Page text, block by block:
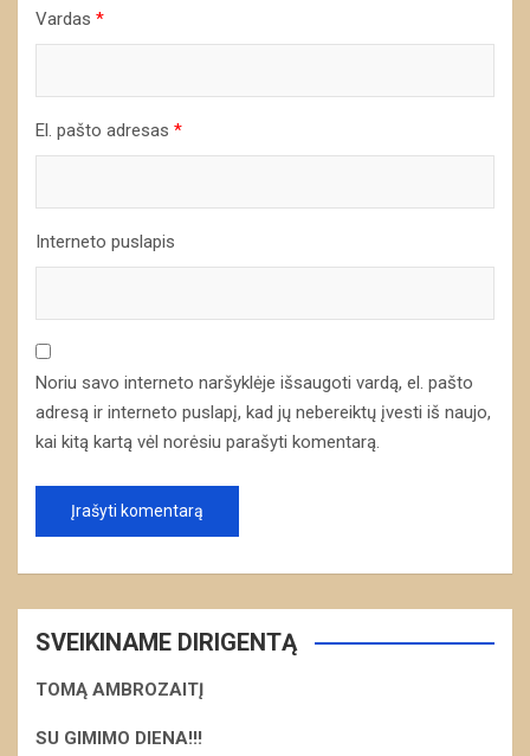
Vardas *
El. pašto adresas *
Interneto puslapis
Noriu savo interneto naršyklėje išsaugoti vardą, el. pašto
adresą ir interneto puslapį, kad jų nebereiktų įvesti iš naujo,
kai kitą kartą vėl norėsiu parašyti komentarą.
SVEIKINAME DIRIGENTĄ
TOMĄ AMBROZAITĮ
SU GIMIMO DIENA!!!